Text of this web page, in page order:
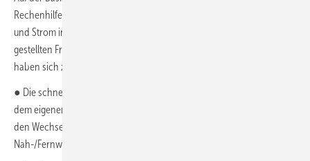
Rechenhilfe entwickelt, die verschiedene Energieträger für Wärme
und Strom in Ein- und Mehrfamilienhäusern bilanziert und die oben
gestellten Fragen mindestens teilweise beantworten kann. Dabei
haben sich zwei entscheidende Resultate herauskristallisiert:
● Die schnellstmögliche Umstellung auf Wärmepumpen mit PV auf
dem eigenen Dach und mittelfristig, wenn örtlich bedingt erforderlich,
den Wechsel von warmer/heißer Nah- und Fernwärme zu kalter
Nah-/Fernwärme mit dezentralen Wärmepumpen.